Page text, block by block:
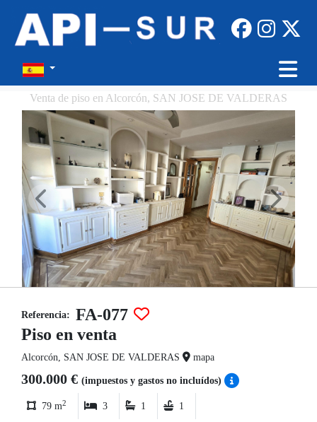
Venta de piso en Alcorcón, SAN JOSE DE VALDERAS
Referencia: FA-077
Piso en venta
Alcorcón, SAN JOSE DE VALDERAS mapa
300.000 € (impuestos y gastos no incluídos)
79 m2 3 1 1